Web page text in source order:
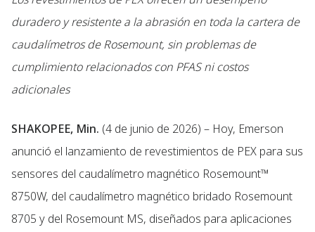
duradero y resistente a la abrasión en toda la cartera de
caudalímetros de Rosemount, sin problemas de
cumplimiento relacionados con PFAS ni costos
adicionales
SHAKOPEE, Min. (4 de junio de 2026) – Hoy, Emerson
anunció el lanzamiento de revestimientos de PEX para sus
sensores del caudalímetro magnético Rosemount™
8750W, del caudalímetro magnético bridado Rosemount
8705 y del Rosemount MS, diseñados para aplicaciones